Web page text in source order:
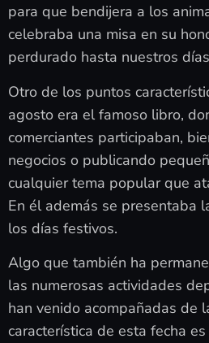
para que bendijera a los
celebraba una misa en su
perdurado hasta nuestros
Otro de los puntos
agosto era el famoso libro,
comerciantes participaban,
negocios o publicando
cualquier tema popular que
En él además se presentaba
los días festivos.
Algo que también ha
las numerosas actividades
han venido acompañadas de
característica de esta fecha